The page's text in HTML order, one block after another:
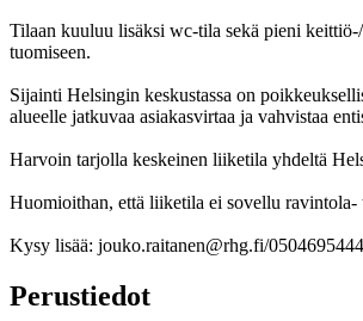
Tilaan kuuluu lisäksi wc-tila sekä pieni
tuomiseen.
Sijainti Helsingin keskustassa on
alueelle jatkuvaa asiakasvirtaa ja vahvistaa
Harvoin tarjolla keskeinen liiketila yhdeltä
Huomioithan, että liiketila ei sovellu ravintola-
Kysy lisää: jouko.raitanen@rhg.fi/0504695444
Perustiedot